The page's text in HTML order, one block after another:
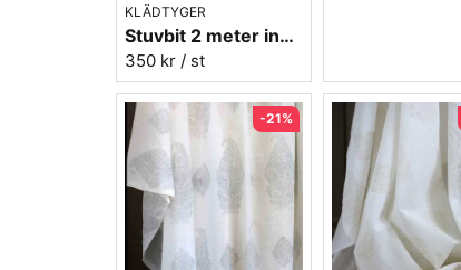
KLÄDTYGER
Stuvbit 2 meter indisk bomull - gul-röd
350 kr / st
-21%